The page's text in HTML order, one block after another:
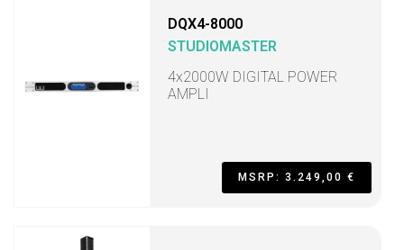
DQX4-8000
STUDIOMASTER
4x2000W DIGITAL POWER
AMPLI
MSRP: 3.249,00 €